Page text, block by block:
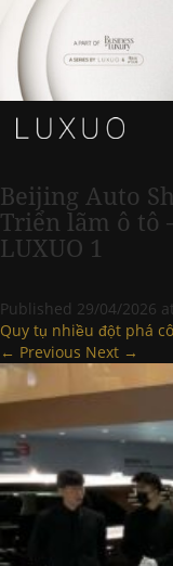
Beijing Auto
Triển lãm ô tô
LUXUO 1
Published 29/04/2026 at
Quy tụ nhiều đột phá
← Previous Next →